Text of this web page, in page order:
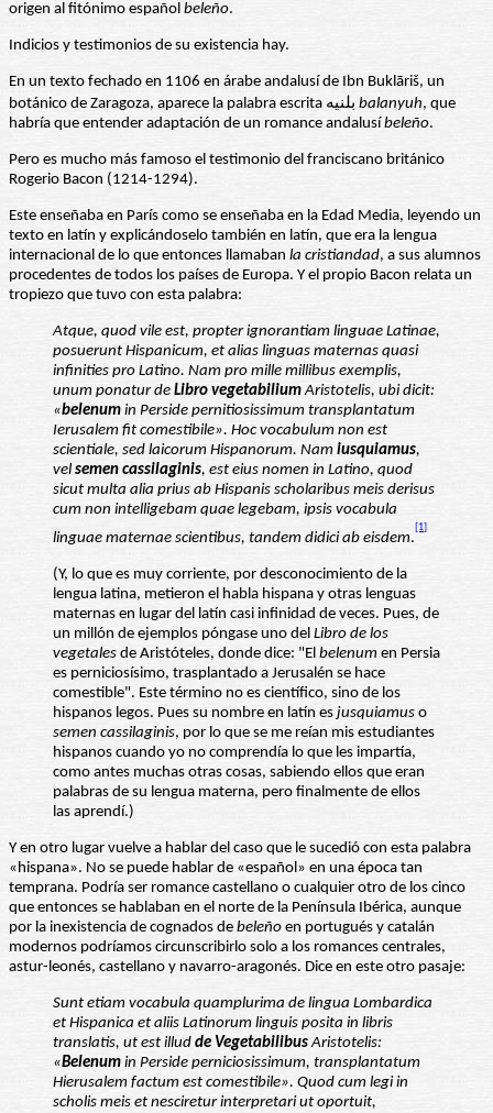
origen al fitónimo español beleño.
Indicios y testimonios de su existencia hay.
En un texto fechado en 1106 en árabe andalusí de Ibn Buklāriš, un
balanyuh, que
habría que entender adaptación de un romance andalusí beleño.
Pero es mucho más famoso el testimonio del franciscano británico
Rogerio Bacon (1214-1294).
Este enseñaba en París como se enseñaba en la Edad Media, leyendo un
texto en latín y explicándoselo también en latín, que era la lengua
internacional de lo que entonces llamaban la cristiandad, a sus alumnos
procedentes de todos los países de Europa. Y el propio Bacon relata un
tropiezo que tuvo con esta palabra:
Atque, quod vile est, propter ignorantiam linguae Latinae,
posuerunt Hispanicum, et alias linguas maternas quasi
infinities pro Latino. Nam pro mille millibus exemplis,
unum ponatur de Libro vegetabiliumAristotelis, ubi dicit:
«belenum in Perside pernitiosissimum transplantatum
Ierusalem fit comestibile». Hoc vocabulum non est
scientiale, sed laicorum Hispanorum. Nam iusquiamus,
vel semen cassilaginis, est eius nomen in Latino, quod
sicut multa alia prius ab Hispanis scholaribus meis derisus
cum non intelligebam quae legebam, ipsis vocabula
linguae maternae scientibus, tandem didici ab eisdem.
[1]
(Y, lo que es muy corriente, por desconocimiento de la
lengua latina, metieron el habla hispana y otras lenguas
maternas en lugar del latín casi infinidad de veces. Pues, de
un millón de ejemplos póngase uno del Libro de los
vegetales de Aristóteles, donde dice: "El belenum en Persia
es perniciosísimo, trasplantado a Jerusalén se hace
comestible". Este término no es científico, sino de los
hispanos legos. Pues su nombre en latín es jusquiamus o
semen cassilaginis, por lo que se me reían mis estudiantes
hispanos cuando yo no comprendía lo que les impartía,
como antes muchas otras cosas, sabiendo ellos que eran
palabras de su lengua materna, pero finalmente de ellos
las aprendí.)
Y en otro lugar vuelve a hablar del caso que le sucedió con esta palabra
«hispana». No se puede hablar de «español» en una época tan
temprana. Podría ser romance castellano o cualquier otro de los cinco
que entonces se hablaban en el norte de la Península Ibérica, aunque
por la inexistencia de cognados de beleño en portugués y catalán
modernos podríamos circunscribirlo solo a los romances centrales,
astur-leonés, castellano y navarro-aragonés. Dice en este otro pasaje:
Sunt etiam vocabula quamplurima de lingua Lombardica
et Hispanica et aliis Latinorum linguis posita in libris
translatis, ut est illud de VegetabilibusAristotelis:
«Belenum in Perside perniciosissimum, transplantatum
Hierusalem factum est comestibile». Quod cum legi in
scholis meis et nesciretur interpretari ut oportuit,